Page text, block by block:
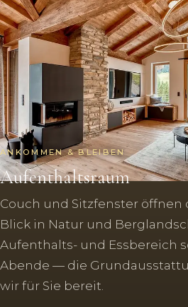
ANKOMMEN & BLEIBEN
Aufenthaltsraum
Couch und Sitzfenster öffnen
Blick in Natur und
Aufenthalts- und Essbereich
Abende — die
wir für Sie bereit.